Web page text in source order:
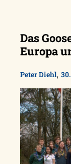
Das
Europa
Peter Diehl,